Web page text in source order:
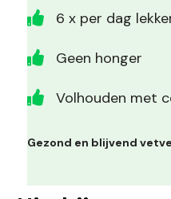
6 x per dag
Geen honger
Volhouden met
Gezond en blijvend